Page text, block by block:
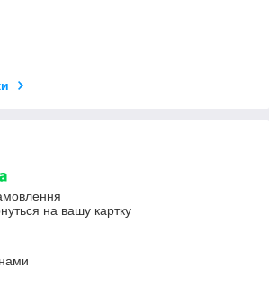
на вашу картку